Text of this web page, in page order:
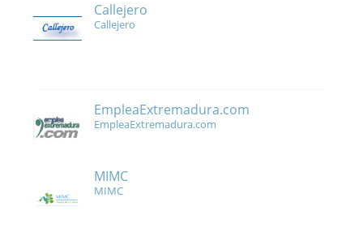
Callejero
Callejero
EmpleaExtremadura.com
EmpleaExtremadura.com
MIMC
MIMC